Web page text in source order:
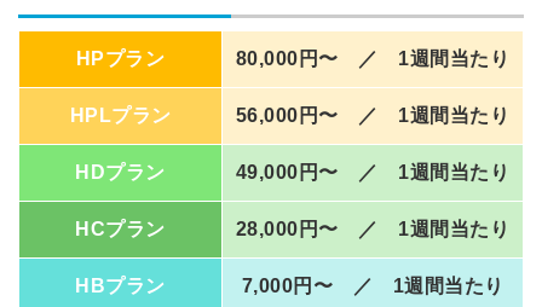
HPプラン 80,000円〜 ／ 1週間当たり
HPLプラン 56,000円〜 ／ 1週間当たり
HDプラン 49,000円〜 ／ 1週間当たり
HCプラン 28,000円〜 ／ 1週間当たり
HBプラン 7,000円〜 ／ 1週間当たり